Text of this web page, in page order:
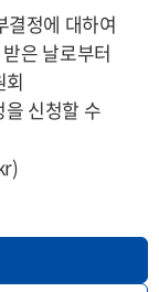
결정에 대하여
은 날로부터
회
신청할 수